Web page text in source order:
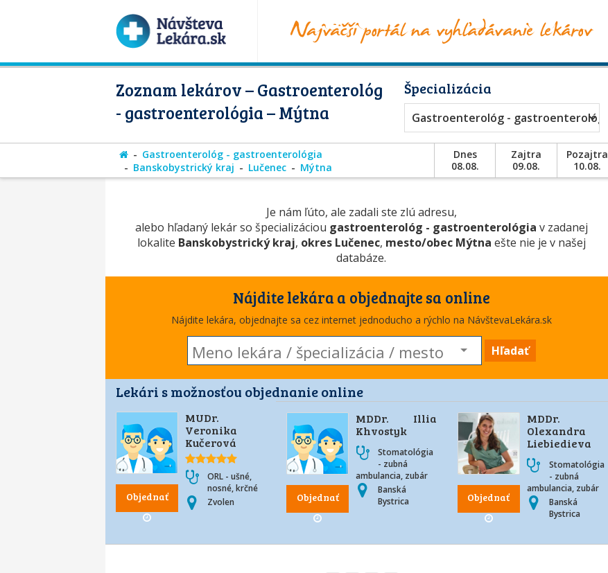
Zoznam lekárov – Gastroenterológ
- gastroenterológia – Mýtna
Špecializácia
Gastroenterológ - gastroenterológia
Gastroenterológ - gastroenterológia
Banskobystrický kraj
Lučenec Mýtna
Dnes
08.08.
Zajtra
09.08.
Pozajtra
10.08.
Je nám ľúto, ale zadali ste zlú adresu,
alebo hľadaný lekár so špecializáciou gastroenterológ - gastroenterológia v zadanej
lokalite Banskobystrický kraj, okres Lučenec, mesto/obec Mýtna ešte nie je v našej
databáze.
Nájdite lekára a objednajte sa online
Nájdite lekára, objednajte sa cez internet jednoducho a rýchlo na NávštevaLekára.sk
Hľadať
Lekári s možnosťou objednanie online
Objednať
MUDr.
Veronika
Kučerová
ORL - ušné,
nosné, krčné
Zvolen
Objednať
MDDr. Illia
Khvostyk
Stomatológia
- zubná
ambulancia, zubár
Banská
Bystrica
Objednať
MDDr.
Olexandra
Liebiedieva
Stomatológia
- zubná
ambulancia, zubár
Banská
Bystrica